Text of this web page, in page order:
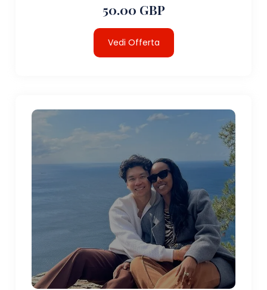
50.00 GBP
Vedi Offerta